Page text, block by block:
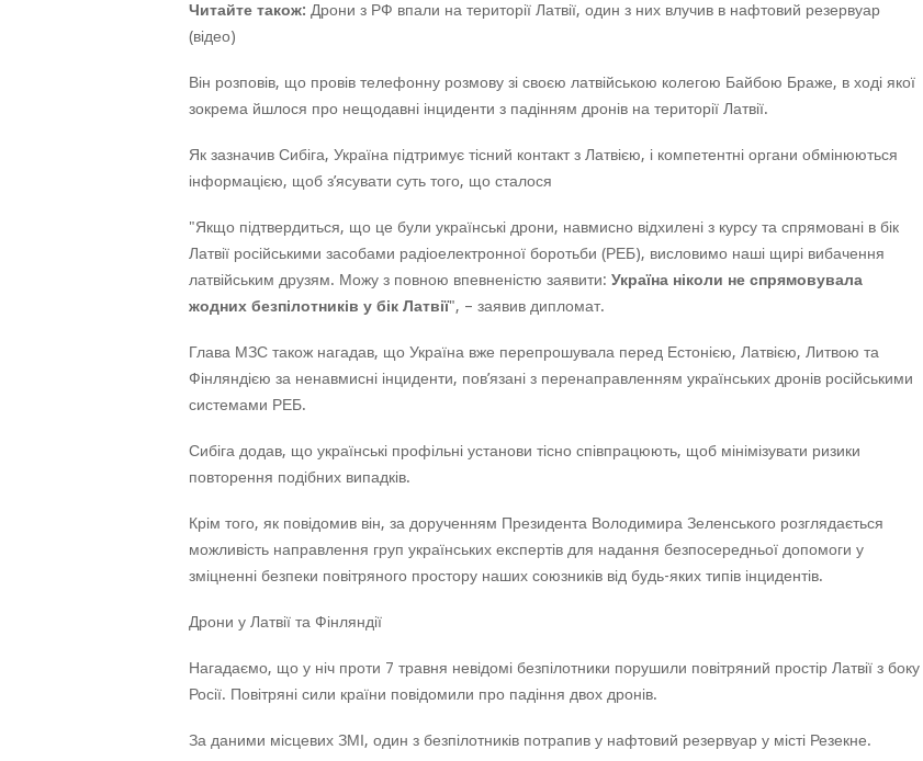
Читайте також: Дрони з РФ впали на території Латвії, один з них влучив в нафтовий резервуар
(відео)
Він розповів, що провів телефонну розмову зі своєю латвійською колегою Байбою Браже, в ході якої
зокрема йшлося про нещодавні інциденти з падінням дронів на території Латвії.
Як зазначив Сибіга, Україна підтримує тісний контакт з Латвією, і компетентні органи обмінюються
інформацією, щоб з’ясувати суть того, що сталося
"Якщо підтвердиться, що це були українські дрони, навмисно відхилені з курсу та спрямовані в бік
Латвії російськими засобами радіоелектронної боротьби (РЕБ), висловимо наші щирі вибачення
латвійським друзям. Можу з повною впевненістю заявити: Україна ніколи не спрямовувала
жодних безпілотників у бік Латвії", – заявив дипломат.
Глава МЗС також нагадав, що Україна вже перепрошувала перед Естонією, Латвією, Литвою та
Фінляндією за ненавмисні інциденти, пов’язані з перенаправленням українських дронів російськими
системами РЕБ.
Сибіга додав, що українські профільні установи тісно співпрацюють, щоб мінімізувати ризики
повторення подібних випадків.
Крім того, як повідомив він, за дорученням Президента Володимира Зеленського розглядається
можливість направлення груп українських експертів для надання безпосередньої допомоги у
зміцненні безпеки повітряного простору наших союзників від будь-яких типів інцидентів.
Дрони у Латвії та Фінляндії
Нагадаємо, що у ніч проти 7 травня невідомі безпілотники порушили повітряний простір Латвії з боку
Росії. Повітряні сили країни повідомили про падіння двох дронів.
За даними місцевих ЗМІ, один з безпілотників потрапив у нафтовий резервуар у місті Резекне.